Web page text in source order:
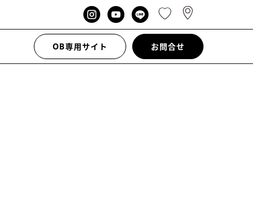
OB専用サイト お問合せ